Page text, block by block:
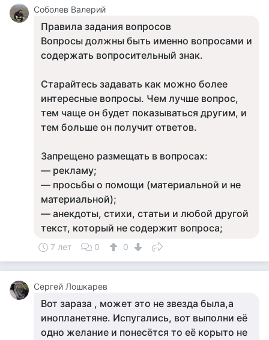
Соболев Валерий
Правила задания вопросов
Вопросы должны быть именно вопросами и
содержать вопросительный знак.
Старайтесь задавать как можно более
интересные вопросы. Чем лучше вопрос,
тем чаще он будет показываться другим, и
тем больше он получит ответов.
Запрещено размещать в вопросах:
— рекламу;
— просьбы о помощи (материальной и не
материальной);
— анекдоты, стихи, статьи и любой другой
текст, который не содержит вопроса;
7 лет 0 0
Сергей Лошкарев
Вот зараза , может это не звезда была,а
инопланетяне. Испугались, вот выполни её
одно желание и понесётся то её корыто не